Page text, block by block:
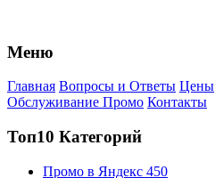
Меню
Главная Вопросы и Ответы Цены
Обслуживание Промо Контакты
Топ10 Категорий
Промо в Яндекс 450